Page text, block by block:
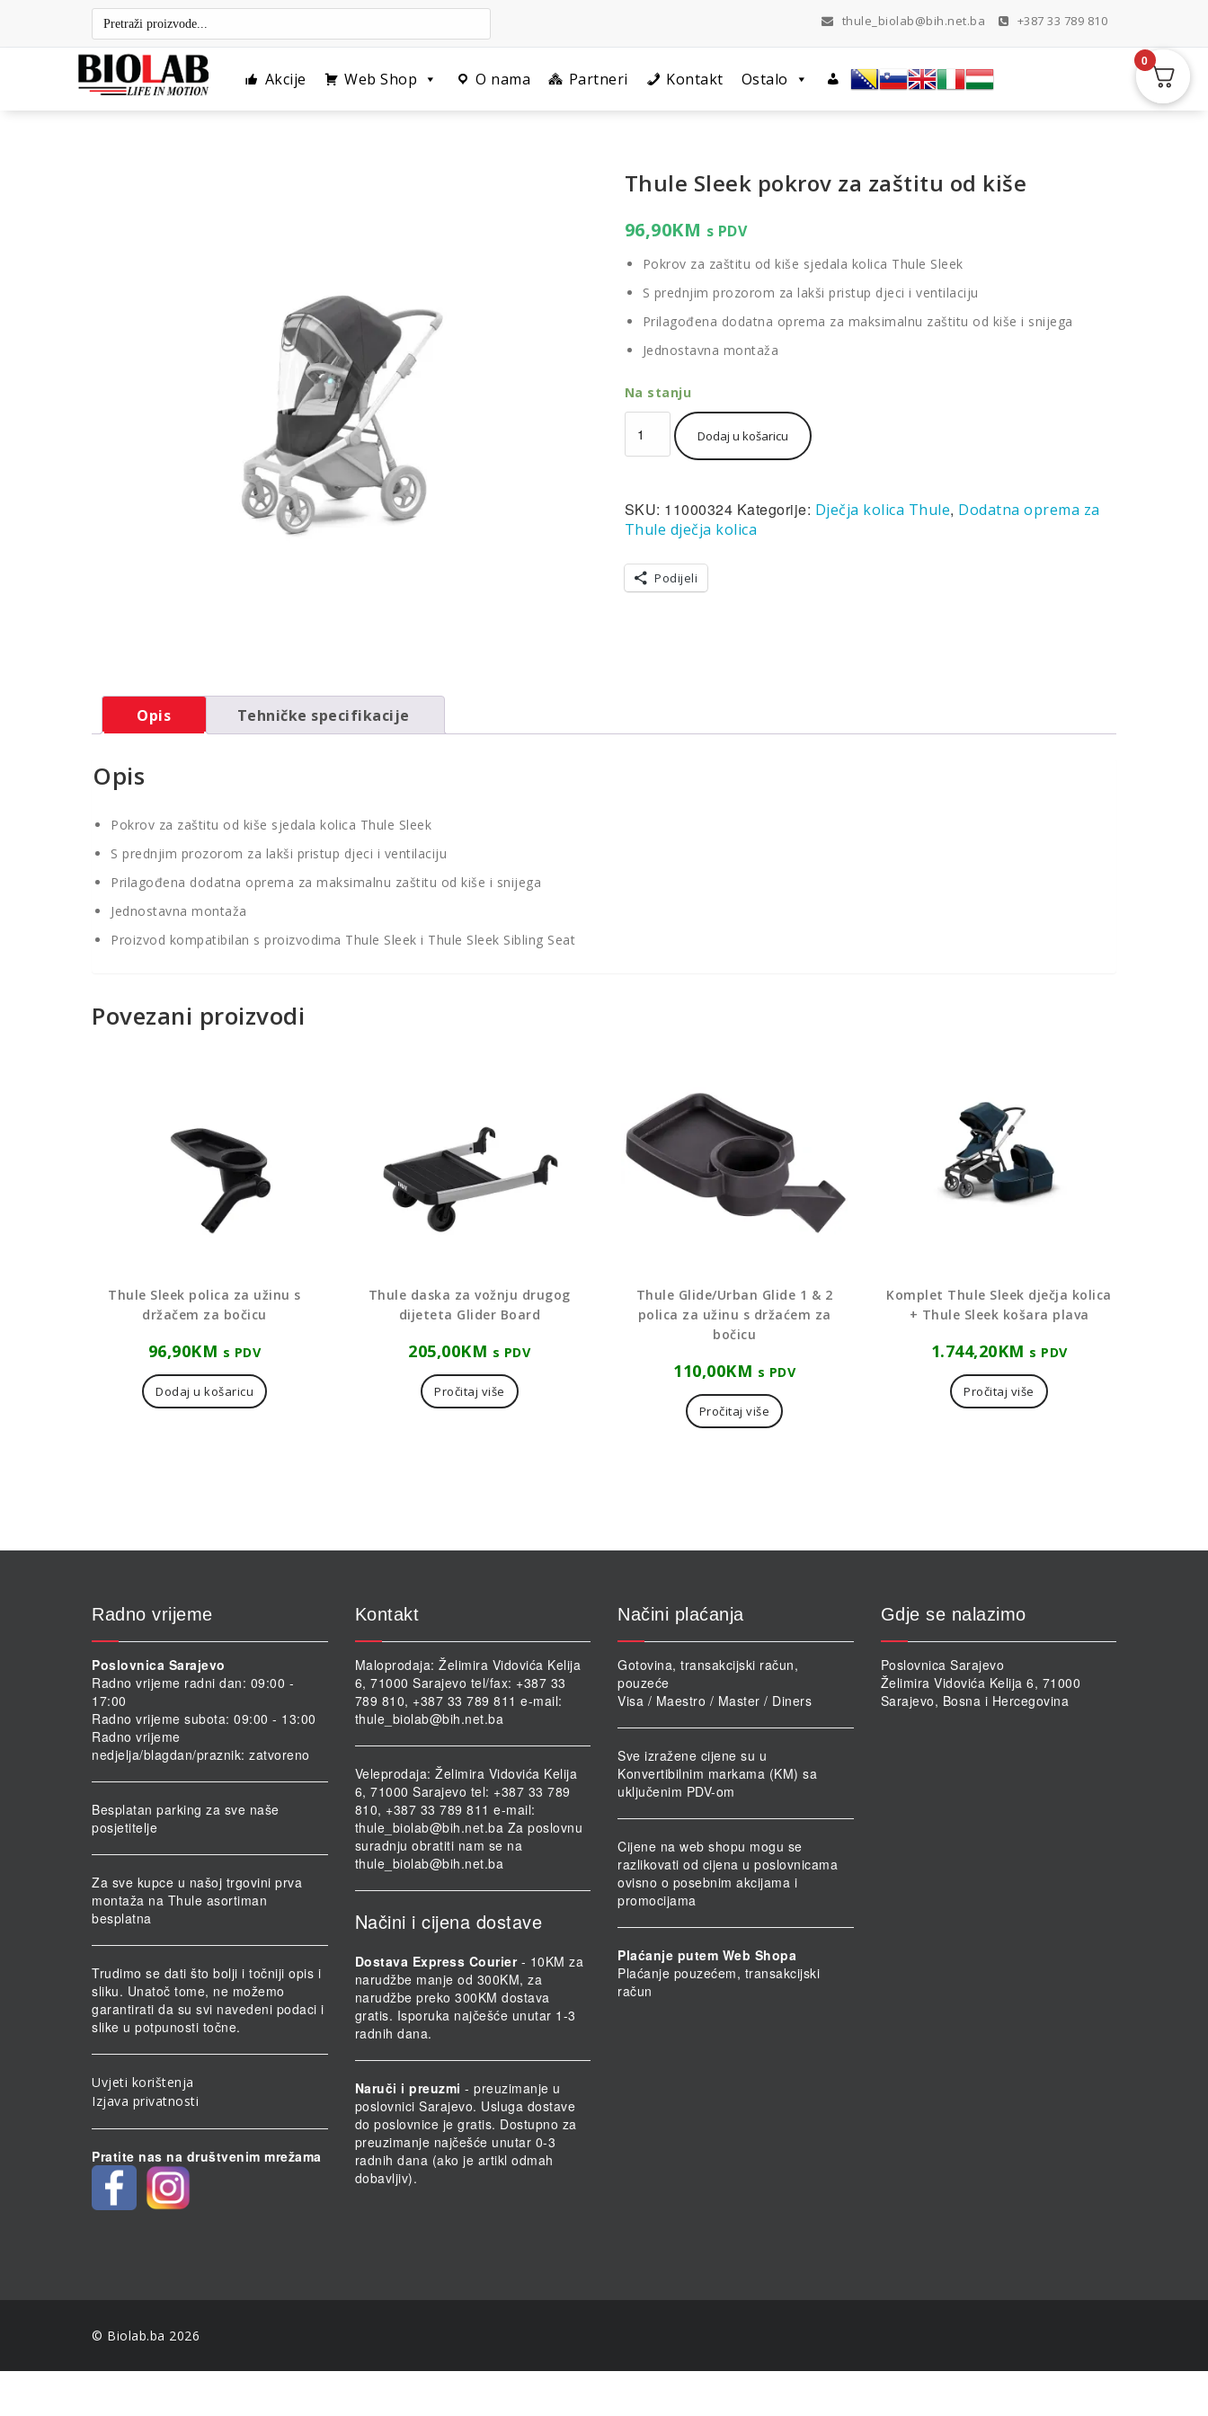
content
thule_biolab@bih.net.ba +387 33 789 810
Akcije Web Shop O nama Partneri Kontakt Ostalo
Thule Sleek pokrov za zaštitu od kiše
96,90KM s PDV
Pokrov za zaštitu od kiše sjedala kolica Thule Sleek
S prednjim prozorom za lakši pristup djeci i ventilaciju
Prilagođena dodatna oprema za maksimalnu zaštitu od kiše i snijega
Jednostavna montaža
Na stanju
Sleek
pokrov
od
kiše
Dodaj u košaricu
SKU: 11000324 Kategorije: Dječja kolica Thule, Dodatna oprema za
Thule dječja kolica
Podijeli
Opis Tehničke specifikacije
Opis
Pokrov za zaštitu od kiše sjedala kolica Thule Sleek
S prednjim prozorom za lakši pristup djeci i ventilaciju
Prilagođena dodatna oprema za maksimalnu zaštitu od kiše i snijega
Jednostavna montaža
Proizvod kompatibilan s proizvodima Thule Sleek i Thule Sleek Sibling Seat
Povezani proizvodi
Thule Sleek polica za užinu s
držačem za bočicu
96,90KM s PDV
Dodaj u košaricu
Thule daska za vožnju drugog
dijeteta Glider Board
205,00KM s PDV
Pročitaj više
Thule Glide/Urban Glide 1 & 2
polica za užinu s držaćem za
bočicu
110,00KM s PDV
Pročitaj više
Komplet Thule Sleek dječja kolica
+ Thule Sleek košara plava
1.744,20KM s PDV
Pročitaj više
Radno vrijeme
Poslovnica Sarajevo
Radno vrijeme radni dan: 09:00 -
17:00
Radno vrijeme subota: 09:00 - 13:00
Radno vrijeme
nedjelja/blagdan/praznik: zatvoreno
Besplatan parking za sve naše
posjetitelje
Za sve kupce u našoj trgovini prva
montaža na Thule asortiman
besplatna
Trudimo se dati što bolji i točniji opis i
sliku. Unatoč tome, ne možemo
garantirati da su svi navedeni podaci i
slike u potpunosti točne.
Uvjeti korištenja
Izjava privatnosti
Pratite nas na društvenim mrežama
Kontakt
Maloprodaja: Želimira Vidovića Kelija
6, 71000 Sarajevo tel/fax: +387 33
789 810, +387 33 789 811 e-mail:
thule_biolab@bih.net.ba
Veleprodaja: Želimira Vidovića Kelija
6, 71000 Sarajevo tel: +387 33 789
810, +387 33 789 811 e-mail:
thule_biolab@bih.net.ba Za poslovnu
suradnju obratiti nam se na
thule_biolab@bih.net.ba
Načini i cijena dostave
Dostava Express Courier- 10KM za
narudžbe manje od 300KM, za
narudžbe preko 300KM dostava
gratis. Isporuka najčešće unutar 1-3
radnih dana.
Naruči i preuzmi - preuzimanje u
poslovnici Sarajevo. Usluga dostave
do poslovnice je gratis. Dostupno za
preuzimanje najčešće unutar 0-3
radnih dana (ako je artikl odmah
dobavljiv).
Načini plaćanja
Gotovina, transakcijski račun,
pouzeće
Visa / Maestro / Master / Diners
Sve izražene cijene su u
Konvertibilnim markama (KM) sa
uključenim PDV-om
Cijene na web shopu mogu se
razlikovati od cijena u poslovnicama
ovisno o posebnim akcijama i
promocijama
Plaćanje putem Web Shopa
Plaćanje pouzećem, transakcijski
račun
Gdje se nalazimo
Poslovnica Sarajevo
Želimira Vidovića Kelija 6, 71000
Sarajevo, Bosna i Hercegovina
© Biolab.ba 2026
0